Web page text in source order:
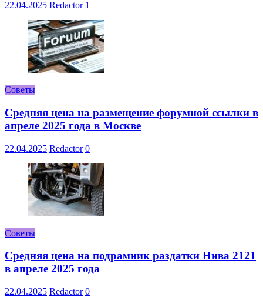
22.04.2025 Redactor 1
Советы
Средняя цена на размещение форумной ссылки в
апреле 2025 года в Москве
22.04.2025 Redactor 0
Советы
Средняя цена на подрамник раздатки Нива 2121
в апреле 2025 года
22.04.2025 Redactor 0